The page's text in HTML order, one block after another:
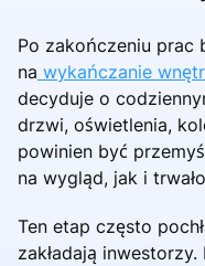
Po zakończeniu prac
na wykańczanie
decyduje o
drzwi, oświetlenia,
powinien być
na wygląd, jak i
Ten etap często
zakładają